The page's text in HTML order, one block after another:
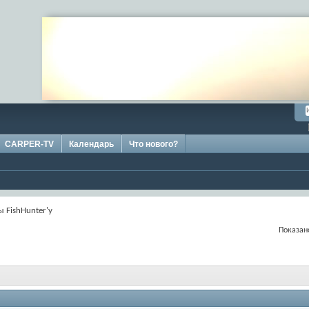
CARPER-TV Календарь Что нового?
FishHunter'у